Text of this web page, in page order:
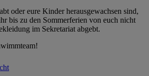
oder eure Kinder herausgewachsen sind,
bis zu den Sommerferien von euch nicht
im Sekretariat abgebt.